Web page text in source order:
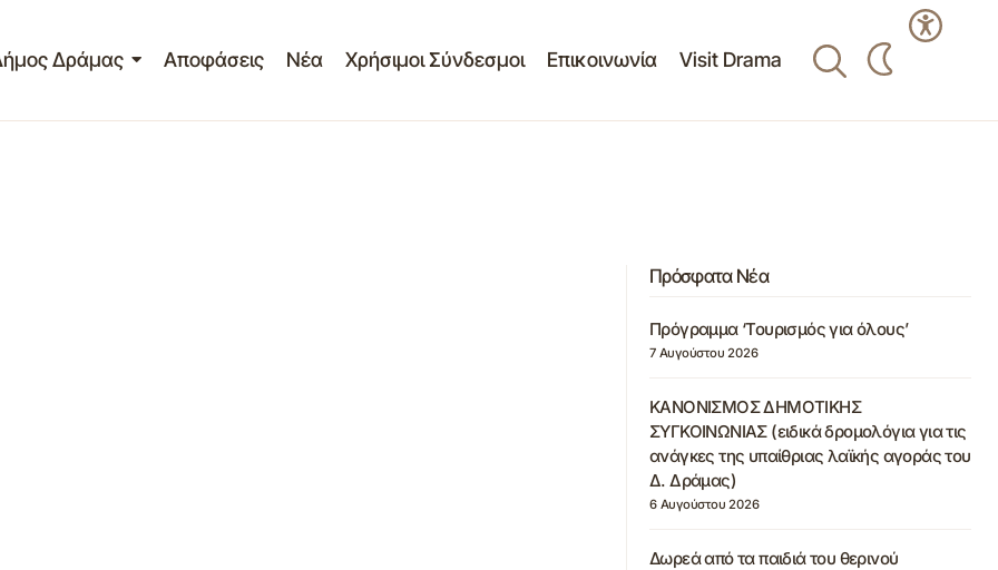
Δράμας Αποφάσεις Νέα Χρήσιμοι Σύνδεσμοι Επικοινωνία Visit Drama
Πρόσφατα Νέα
Πρόγραμμα ‘Τουρισμός για όλους’
7 Αυγούστου 2026
ΚΑΝΟΝΙΣΜΟΣ ΔΗΜΟΤΙΚΗΣ
ΣΥΓΚΟΙΝΩΝΙΑΣ (ειδικά δρομολόγια για τις
ανάγκες της υπαίθριας λαϊκής αγοράς του
Δ. Δράμας)
6 Αυγούστου 2026
Δωρεά από τα παιδιά του θερινού